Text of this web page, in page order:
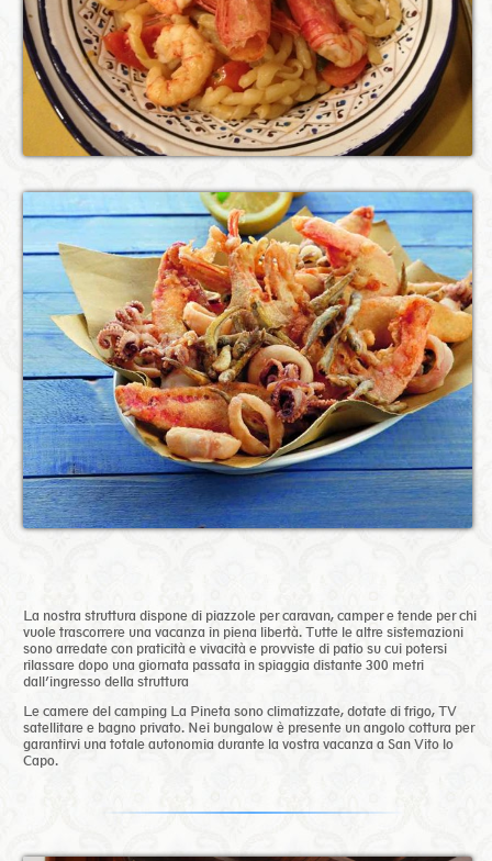
La nostra struttura dispone di piazzole per caravan, camper e tende per chi
vuole trascorrere una vacanza in piena libertà. Tutte le altre sistemazioni
sono arredate con praticità e vivacità e provviste di patio su cui potersi
rilassare dopo una giornata passata in spiaggia distante 300 metri
dall’ingresso della struttura
Le camere del camping La Pineta sono climatizzate, dotate di frigo, TV
satellitare e bagno privato. Nei bungalow è presente un angolo cottura per
garantirvi una totale autonomia durante la vostra vacanza a San Vito lo
Capo.